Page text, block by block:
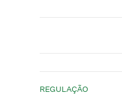
REGULAÇÃO